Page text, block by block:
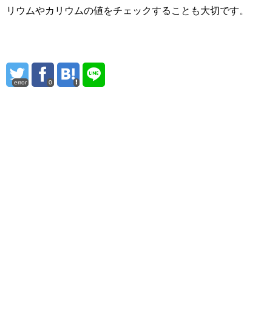
リウムやカリウムの値をチェックすることも大切です。
error 0